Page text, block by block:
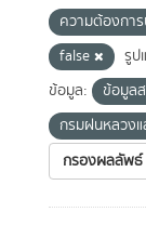
ความต้องกา
false
รูป
ข้อมูล:
ข้อมูล
กรมฝนหลวงแ
กรองผลลัพธ์